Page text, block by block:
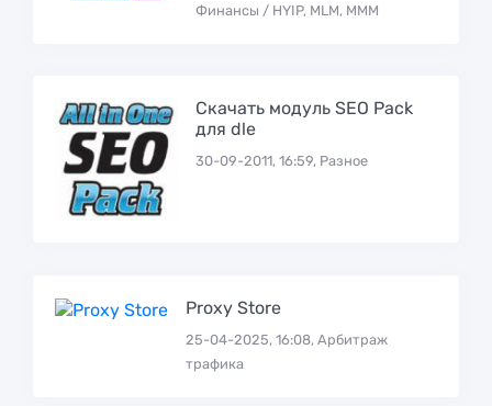
Финансы / HYIP, MLM, МММ
Скачать модуль SEO Pack
для dle
30-09-2011, 16:59, Разное
Proxy Store
25-04-2025, 16:08, Арбитраж
трафика